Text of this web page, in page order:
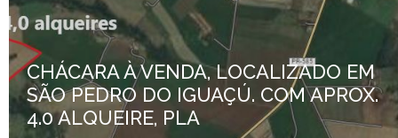
CHÁCARA À VENDA, LOCALIZADO EM
SÃO PEDRO DO IGUAÇÚ. COM APROX.
4.0 ALQUEIRE, PLA